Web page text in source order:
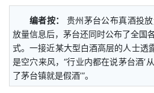
编者按：
贵州茅台公布真酒投
放量信息后，茅台还同时公布了全国
式。一接近某大型白酒高层的人士透
是空穴来风，“行业内都在说茅台酒‘
了茅台镇就是假酒’”。